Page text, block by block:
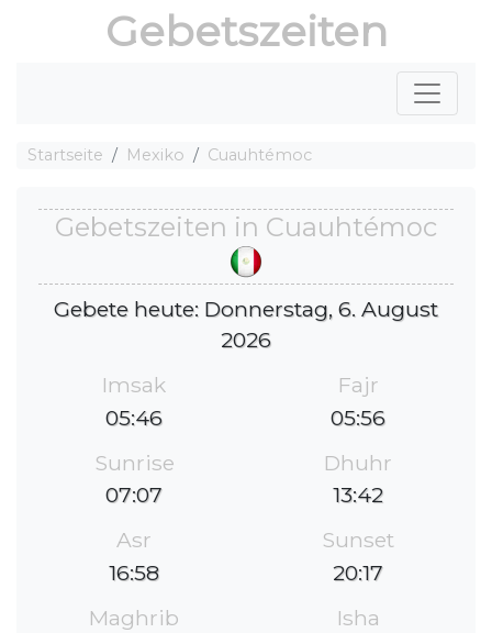
Gebetszeiten
Startseite Mexiko Cuauhtémoc
Gebetszeiten in Cuauhtémoc
Gebete heute: Donnerstag, 6. August
2026
Imsak
05:46
Fajr
05:56
Sunrise
07:07
Dhuhr
13:42
Asr
16:58
Sunset
20:17
Maghrib
Isha